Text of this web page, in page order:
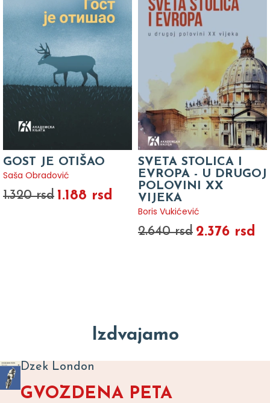
GOST JE OTIŠAO
Saša Obradović
1.320 rsd 1.188 rsd
SVETA STOLICA I
EVROPA - U DRUGOJ
POLOVINI XX
VIJEKA
Boris Vukićević
2.640 rsd 2.376 rsd
Izdvajamo
Dzek London
GVOZDENA PETA